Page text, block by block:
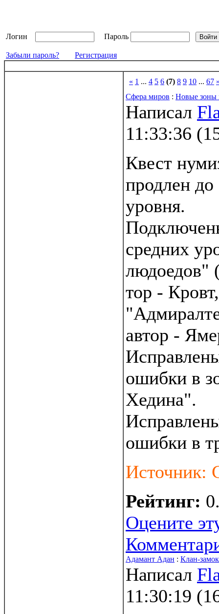
Логин Пароль
Забыли пароль? Регистрация
« 1 ... 4 5 6 (7) 8 9 10 ... 67
Сфера миров : Новые зоны
Написал
11:33:36 (
Квест
продлен до
уровня.
средних
людоедов"
тор - Кровт,
автор -
ошибки в
Хедина".
ошибки в
Источник:
Рейтинг:
Оцените
Адамант Адан : Клан-
Написал
11:30:19 (